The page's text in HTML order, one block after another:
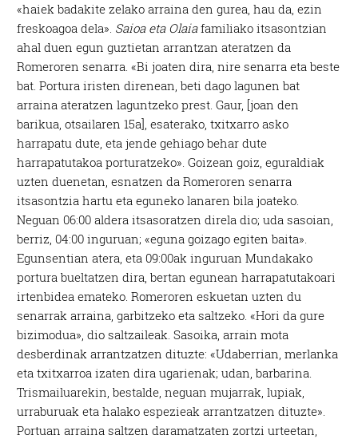
«haiek badakite zelako arraina den gurea, hau da, ezin
freskoagoa dela». Saioa eta Olaiafamiliako itsasontzian
ahal duen egun guztietan arrantzan ateratzen da
Romeroren senarra. «Bi joaten dira, nire senarra eta beste
bat. Portura iristen direnean, beti dago lagunen bat
arraina ateratzen laguntzeko prest. Gaur, [joan den
barikua, otsailaren 15a], esaterako, txitxarro asko
harrapatu dute, eta jende gehiago behar dute
harrapatutakoa porturatzeko». Goizean goiz, eguraldiak
uzten duenetan, esnatzen da Romeroren senarra
itsasontzia hartu eta eguneko lanaren bila joateko.
Neguan 06:00 aldera itsasoratzen direla dio; uda sasoian,
berriz, 04:00 inguruan; «eguna goizago egiten baita».
Egunsentian atera, eta 09:00ak inguruan Mundakako
portura bueltatzen dira, bertan egunean harrapatutakoari
irtenbidea emateko. Romeroren eskuetan uzten du
senarrak arraina, garbitzeko eta saltzeko. «Hori da gure
bizimodua», dio saltzaileak. Sasoika, arrain mota
desberdinak arrantzatzen dituzte: «Udaberrian, merlanka
eta txitxarroa izaten dira ugarienak; udan, barbarina.
Trismailuarekin, bestalde, neguan mujarrak, lupiak,
urraburuak eta halako espezieak arrantzatzen dituzte».
Portuan arraina saltzen daramatzaten zortzi urteetan,